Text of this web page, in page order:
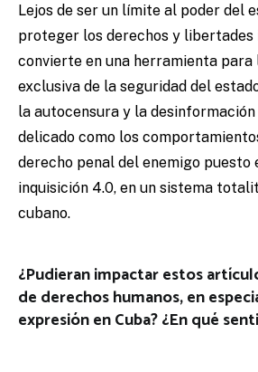
Lejos de ser un límite al poder del
proteger los derechos y libertades
convierte en una herramienta
exclusiva de la seguridad del
la autocensura y la
delicado como los
derecho penal del enemigo puesto
inquisición 4.0, en un sistema
cubano.
¿Pudieran impactar estos
de derechos humanos, en
expresión en Cuba? ¿En qué